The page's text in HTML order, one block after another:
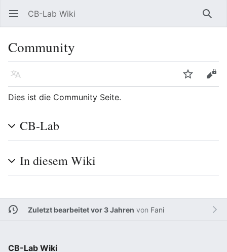
Hauptmenü öffnen CB-Lab Wiki
Community
Sprache Beobachten
Bearbeiten
Dies ist die Community Seite.
CB-Lab
In diesem Wiki
Zuletzt bearbeitet vor 3 Jahren von Fani
CB-Lab Wiki